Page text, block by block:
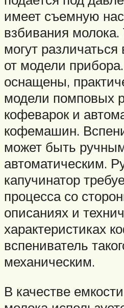
имеет съемную
взбивания
могут
от модели
оснащены,
модели помповых
кофеварок и
кофемашин.
может быть
автоматическим.
капучинатор
процесса со
описаниях и
характеристиках
вспениватель
механическим.
В качестве